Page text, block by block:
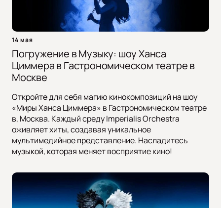
14 мая
Погружение в Музыку: шоу Ханса
Циммера в Гастрономическом театре в
Москве
Откройте для себя магию кинокомпозиций на шоу
«Миры Ханса Циммера» в Гастрономическом театре
в, Москва. Каждый среду Imperialis Orchestra
оживляет хиты, создавая уникальное
мультимедийное представление. Насладитесь
музыкой, которая меняет восприятие кино!